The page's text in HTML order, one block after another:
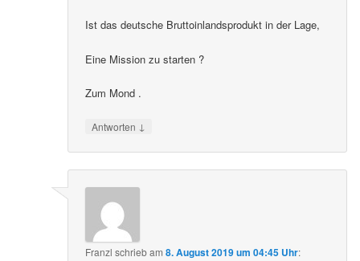
Ist das deutsche Bruttoinlandsprodukt in der Lage,
Eine Mission zu starten ?
Zum Mond .
Antworten ↓
Franzl schriebam8. August 2019 um 04:45 Uhr: